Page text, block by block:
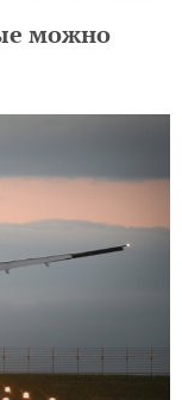
можно